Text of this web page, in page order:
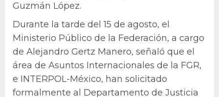
Guzmán López.
Durante la tarde del 15 de agosto, el
Ministerio Público de la Federación, a cargo
de Alejandro Gertz Manero, señaló que el
área de Asuntos Internacionales de la FGR,
e INTERPOL-México, han solicitado
formalmente al Departamento de Justicia